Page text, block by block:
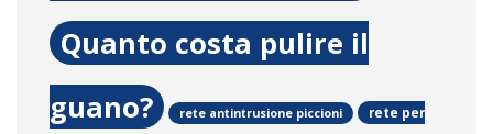
Quanto costa pulire il
guano?
rete antintrusione piccioni rete per